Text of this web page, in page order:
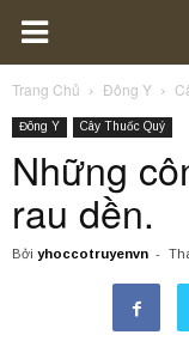
Trang Chủ Đông Y
Đông Y Cây Thuốc Quý
Những
rau dền.
Bởi yhoccotruyenvn -